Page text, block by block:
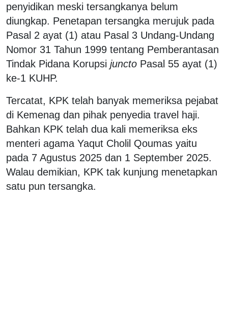
penyidikan meski tersangkanya belum
diungkap. Penetapan tersangka merujuk pada
Pasal 2 ayat (1) atau Pasal 3 Undang-Undang
Nomor 31 Tahun 1999 tentang Pemberantasan
Tindak Pidana Korupsi juncto Pasal 55 ayat (1)
ke-1 KUHP.
Tercatat, KPK telah banyak memeriksa pejabat
di Kemenag dan pihak penyedia travel haji.
Bahkan KPK telah dua kali memeriksa eks
menteri agama Yaqut Cholil Qoumas yaitu
pada 7 Agustus 2025 dan 1 September 2025.
Walau demikian, KPK tak kunjung menetapkan
satu pun tersangka.